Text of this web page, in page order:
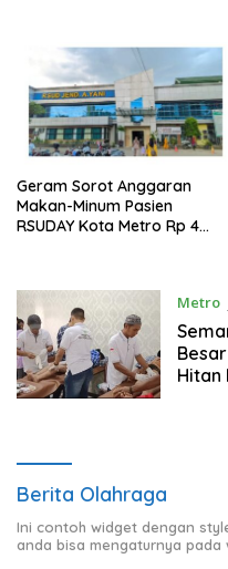
Geram Sorot Anggaran
Makan-Minum Pasien
RSUDAY Kota Metro Rp 4
Metro
Hitan
Berita Olahraga
Ini contoh widget dengan
anda bisa mengaturnya